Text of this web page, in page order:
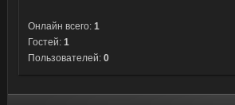
Онлайн всего: 1
Гостей: 1
Пользователей: 0